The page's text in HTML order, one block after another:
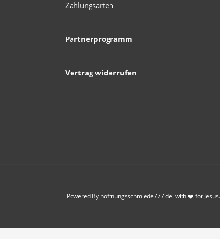
Zahlungsarten
Partnerprogramm
Vertrag widerrufen
Powered By hoffnungsschmiede777.de with ❤️ for Jesus.